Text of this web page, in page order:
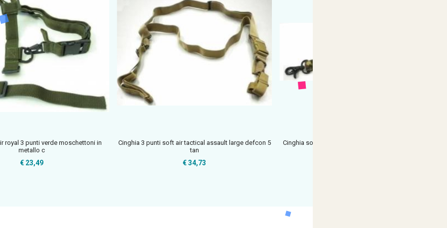
royal 3 punti verde moschettoni in
metallo c
€ 23,49
Cinghia 3 punti soft air tactical assault large defcon 5
tan
€ 34,73
Cinghia softair cordino 1741 con elastico universale